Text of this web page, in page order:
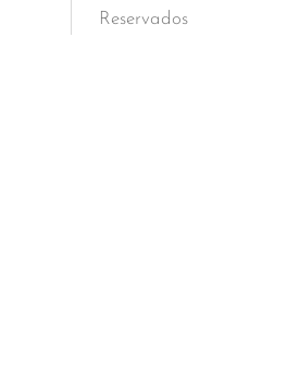
Reservados